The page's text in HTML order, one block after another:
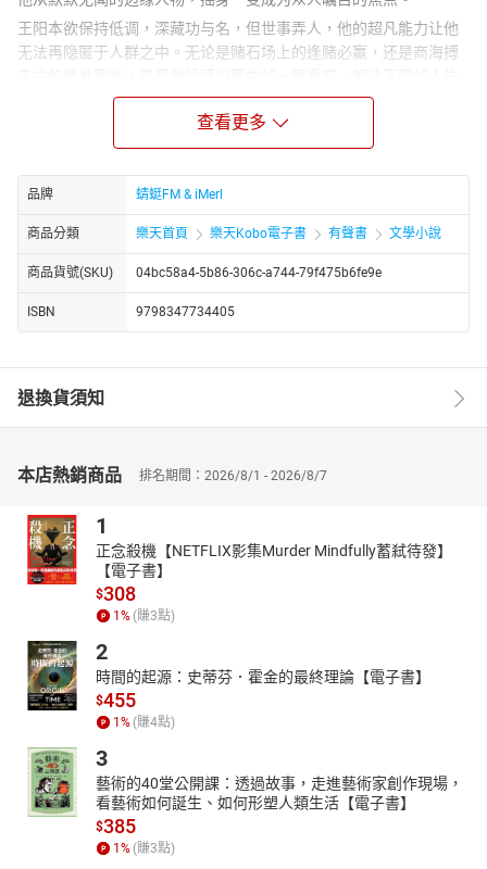
王阳本欲保持低调，深藏功与名，但世事弄人，他的超凡能力让他
无法再隐匿于人群之中。无论是赌石场上的逢赌必赢，还是商海搏
轨迹发生了翻天覆地的变化，一路逆袭，享受着前所未有的巅峰生
然而，正当王阳沉浸在胜利的喜悦，享受着由自己亲手打造的辉煌
人生时，一场前所未有的浩劫正悄无声息地笼罩整个世界。这场浩
劫不仅关乎个人的生死存亡，更是全人类安危的严峻考验。面对这
突如其来的危机，王阳能否利用自己的透视异能，揭开隐藏在暗处
《透视狂少|逆袭|金手指》以其独特的异能设定、紧张刺激的剧情发
查看更多
品牌 蜻蜓FM & iMerl
商品分類 樂天首頁 樂天Kobo電子書 有聲書 文學小說
商品貨號(SKU) 04bc58a4-5b86-306c-a744-79f475b6fe9e
ISBN 9798347734405
退換貨須知
本店熱銷商品 排名期間：2026/8/1 - 2026/8/7
1
正念殺機【NETFLIX影集Murder Mindfully蓄弒待發】
【電子書】
$308
1 % (賺3點)
2
時間的起源：史蒂芬．霍金的最終理論【電子書】
$455
1 % (賺4點)
3
藝術的40堂公開課：透過故事，走進藝術家創作現場，
看藝術如何誕生、如何形塑人類生活【電子書】
$385
1 % (賺3點)